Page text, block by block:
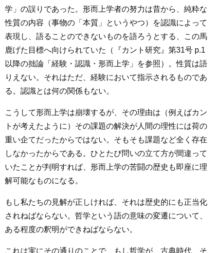
学」の誤りであった。形而上学者の努力は昔から、純粋な
性質の内容（事物の「本質」というやつ）を認識によって
表現し、語ることのできないものを語ろうとする、この馬
鹿げた目標へ向けられていた（『カント研究』第31号 p.1
以降の拙論「経験・認識・形而上学」を参照）。性質は語
りえない。それはただ、経験において指示されるものであ
る。認識とは何の関係もない。
こうして形而上学は崩壊するが、その理由は（例えばカン
トが考えたように）その課題の解決が人間の理性には荷の
重い企てだったからではない。そもそも課題など全く存在
しなかったからである。ひとたび問いの立て方が間違って
いたことが判明すれば、形而上学の苦闘の歴史も即座に理
解可能なものになる。
もし私たちの見解が正しければ、それは歴史的にも正当化
されねばならない。哲学という語の意味の変遷について、
ある程度の釈明ができねばならない。
これは実にその通りのことで、もし哲学が、古典時代、そ